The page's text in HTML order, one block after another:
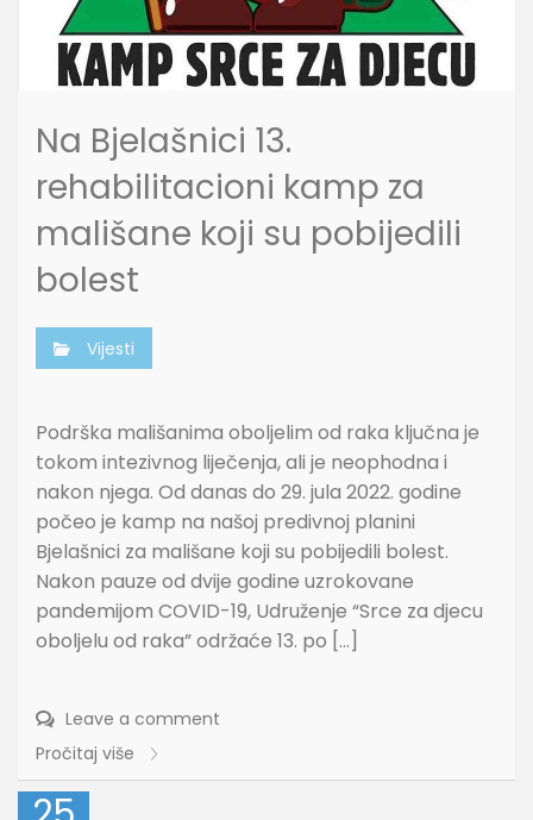
Na Bjelašnici 13.
rehabilitacioni kamp za
mališane koji su pobijedili
bolest
Vijesti
Podrška mališanima oboljelim od raka ključna je
tokom intezivnog liječenja, ali je neophodna i
nakon njega. Od danas do 29. jula 2022. godine
počeo je kamp na našoj predivnoj planini
Bjelašnici za mališane koji su pobijedili bolest.
Nakon pauze od dvije godine uzrokovane
pandemijom COVID-19, Udruženje “Srce za djecu
oboljelu od raka” održaće 13. po […]
Leave a comment
Pročitaj više